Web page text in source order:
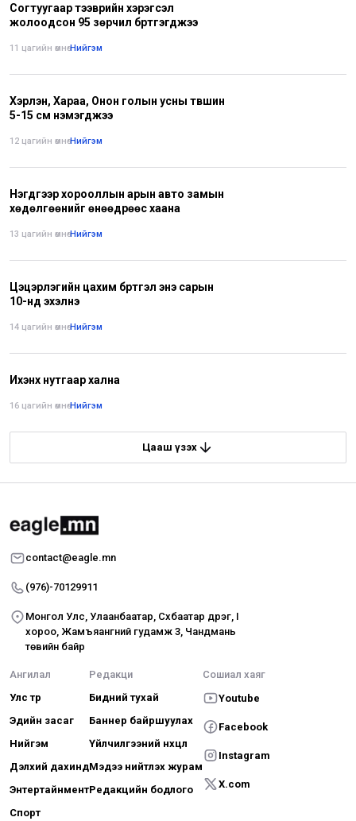
Согтуугаар тээврийн хэрэгсэл
жолоодсон 95 зөрчил бүртгэгджээ
11 цагийн өмнө•Нийгэм
Хэрлэн, Хараа, Онон голын усны түвшин
5-15 см нэмэгджээ
12 цагийн өмнө•Нийгэм
Нэгдүгээр хорооллын арын авто замын
хөдөлгөөнийг өнөөдрөөс хаана
13 цагийн өмнө•Нийгэм
Цэцэрлэгийн цахим бүртгэл энэ сарын
10-нд эхэлнэ
14 цагийн өмнө•Нийгэм
Ихэнх нутгаар хална
16 цагийн өмнө•Нийгэм
Цааш үзэх
contact@eagle.mn
(976)-70129911
Монгол Улс, Улаанбаатар, Сүхбаатар дүүрэг, I
хороо, Жамъяангүний гудамж 3, Чандмань
төвийн байр
Ангилал
Улс төр
Эдийн засаг
Нийгэм
Дэлхий дахинд
Энтертайнмент
Спорт
Редакци
Бидний тухай
Баннер байршуулах
Үйлчилгээний нөхцөл
Мэдээ нийтлэх журам
Редакцийн бодлого
Сошиал хаяг
Youtube
Facebook
Instagram
X.com